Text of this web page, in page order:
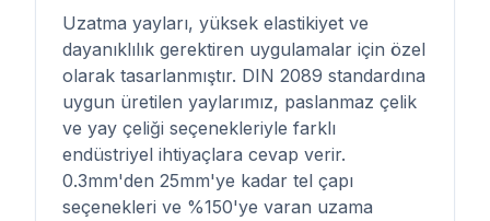
Uzatma yayları, yüksek elastikiyet ve
dayanıklılık gerektiren uygulamalar için özel
olarak tasarlanmıştır. DIN 2089 standardına
uygun üretilen yaylarımız, paslanmaz çelik
ve yay çeliği seçenekleriyle farklı
endüstriyel ihtiyaçlara cevap verir.
0.3mm'den 25mm'ye kadar tel çapı
seçenekleri ve %150'ye varan uzama